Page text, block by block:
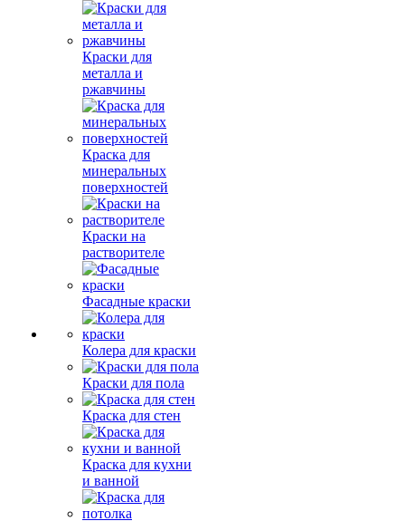
Краски для
металла и
ржавчины
Краска для
минеральных
поверхностей
Краски на
растворителе
Фасадные краски
Колера для краски
Краски для пола
Краска для стен
Краска для кухни
и ванной